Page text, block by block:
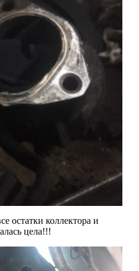
остатки коллектора и
цела!!!